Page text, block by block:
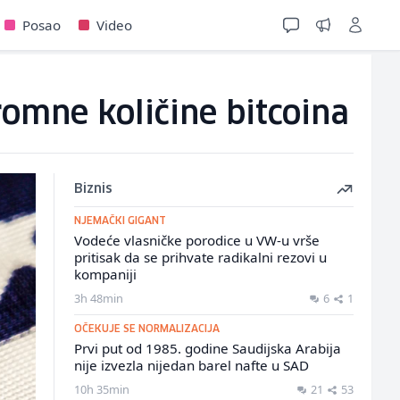
Posao Video
količine bitcoina
Biznis
NJEMAČKI GIGANT
Vodeće vlasničke porodice u VW-u vrše
pritisak da se prihvate radikalni rezovi u
kompaniji
3h 48min 6 1
OČEKUJE SE NORMALIZACIJA
Prvi put od 1985. godine Saudijska Arabija
nije izvezla nijedan barel nafte u SAD
10h 35min 21 53